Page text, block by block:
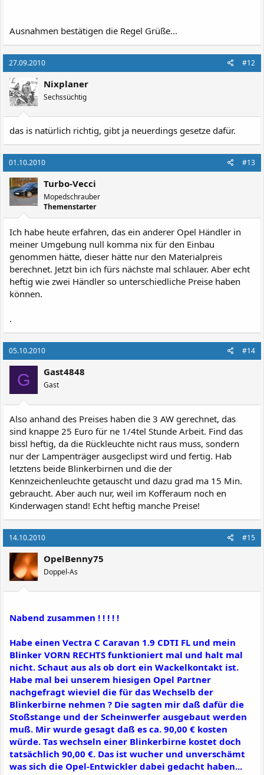
Ausnahmen bestätigen die Regel Grüße...
27.09.2010 #12
Nixplaner
Sechssüchtig
das is natürlich richtig, gibt ja neuerdings gesetze dafür.
01.10.2010 #13
Turbo-Vecci
Mopedschrauber
Themenstarter
Ich habe heute erfahren, das ein anderer Opel Händler in
meiner Umgebung null komma nix für den Einbau
genommen hätte, dieser hätte nur den Materialpreis
berechnet. Jetzt bin ich fürs nächste mal schlauer. Aber echt
heftig wie zwei Händler so unterschiedliche Preise haben
können.
.
05.10.2010 #14
G Gast4848
Gast
Also anhand des Preises haben die 3 AW gerechnet, das
sind knappe 25 Euro für ne 1/4tel Stunde Arbeit. Find das
bissl heftig, da die Rückleuchte nicht raus muss, sondern
nur der Lampenträger ausgeclipst wird und fertig. Hab
letztens beide Blinkerbirnen und die der
Kennzeichenleuchte getauscht und dazu grad ma 15 Min.
gebraucht. Aber auch nur, weil im Kofferaum noch en
Kinderwagen stand! Echt heftig manche Preise!
14.10.2010 #15
OpelBenny75
Doppel-As
Nabend zusammen ! ! ! ! !
Habe einen Vectra C Caravan 1.9 CDTI FL und mein
Blinker VORN RECHTS funktioniert mal und halt mal
nicht. Schaut aus als ob dort ein Wackelkontakt ist.
Habe mal bei unserem hiesigen Opel Partner
nachgefragt wieviel die für das Wechselb der
Blinkerbirne nehmen ? Die sagten mir daß dafür die
Stoßstange und der Scheinwerfer ausgebaut werden
muß. Mir wurde gesagt daß es ca. 90,00 € kosten
würde. Tas wechseln einer Blinkerbirne kostet doch
tatsächlich 90,00 €. Das ist wucher und unverschämt
was sich die Opel-Entwickler dabei gedacht haben...